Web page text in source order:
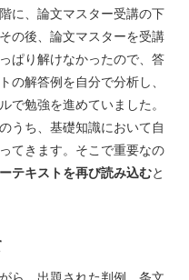
に、論文マスター受講の下
の後、論文マスターを受講
ぱり解けなかったので、答
の解答例を自分で分析し、
で勉強を進めていました。
うち、基礎知識において自
てきます。そこで重要なの
テキストを再び読み込むと
ら、出題された判例、条文